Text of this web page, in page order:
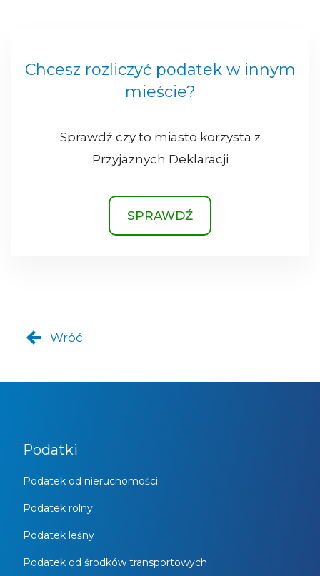
Chcesz rozliczyć podatek w innym
mieście?
Sprawdź czy to miasto korzysta z
Przyjaznych Deklaracji
SPRAWDŹ
Wróć
Podatki
Podatek od nieruchomości
Podatek rolny
Podatek leśny
Podatek od środków transportowych